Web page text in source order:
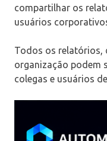
compartilhar os
usuários
Todos os relatórios,
organização podem
colegas e usuários